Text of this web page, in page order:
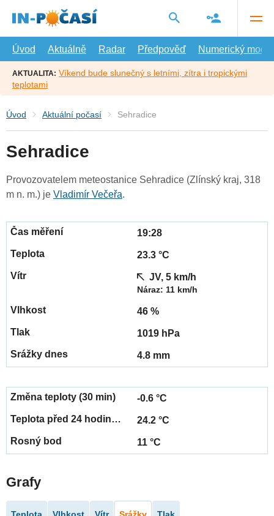
hlavní
Úvod
Aktuálně Radar Předpověď Numerický model
AKTUALITA: Víkend bude slunečný s letními, zítra i tropickými
teplotami
Úvod Aktuální počasí Sehradice
Sehradice
Provozovatelem meteostanice Sehradice (Zlínský kraj, 318
m n. m.) je Vladimír Večeřa.
19:28
23.3 °C
JV, 5 km/h
Náraz: 11 km/h
46 %
1019 hPa
4.8 mm
-0.6 °C
24.2 °C
11 °C
Grafy